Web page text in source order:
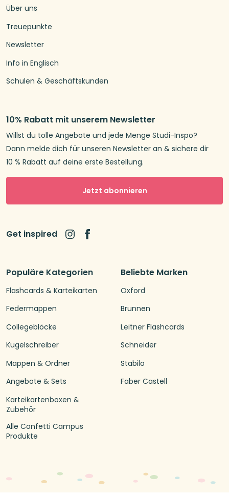
Populäre Kategorien
Flashcards & Karteikarten
Federmappen
Collegeblöcke
Kugelschreiber
Mappen & Ordner
Angebote & Sets
Karteikartenboxen &
Zubehör
Alle Confetti Campus
Produkte
Beliebte Marken
Oxford
Brunnen
Leitner Flashcards
Schneider
Stabilo
Faber Castell
Über uns
Treuepunkte
Newsletter
Info in Englisch
Schulen & Geschäftskunden
10% Rabatt mit unserem Newsletter
Willst du tolle Angebote und jede Menge Studi-Inspo?
Dann melde dich für unseren Newsletter an & sichere dir
10 % Rabatt auf deine erste Bestellung.
Jetzt abonnieren
Get inspired